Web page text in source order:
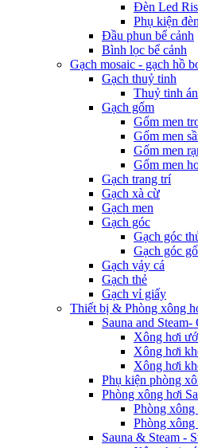
Đèn Led
Phụ kiện đèn
Đầu phun bể cảnh
Bình lọc bể cảnh
Gạch mosaic - gạch hồ
Gạch thuỷ tinh
Thuỷ tinh
Gạch gốm
Gốm men
Gốm men
Gốm men
Gốm men
Gạch trang trí
Gạch xà cừ
Gạch men
Gạch góc
Gạch góc
Gạch góc
Gạch vảy cá
Gạch thẻ
Gạch vỉ giấy
Thiết bị & Phòng xông
Sauna and Steam-
Xông hơi
Xông hơi
Xông hơi
Phụ kiện phòng
Phòng xông hơi
Phòng
Phòng
Sauna & Steam -